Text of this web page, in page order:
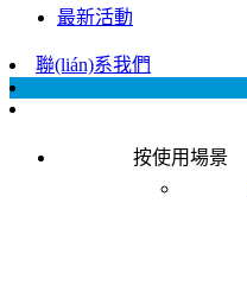
最新活動
聯(lián)系我們
按使用場景